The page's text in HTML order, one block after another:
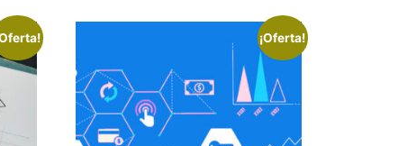
¡Oferta!